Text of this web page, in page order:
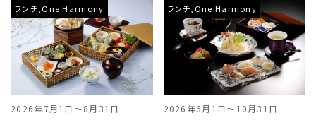
ランチ,One Harmony
2026年7月1日～8月31日
ランチ,One Harmony
2026年6月1日～10月31日